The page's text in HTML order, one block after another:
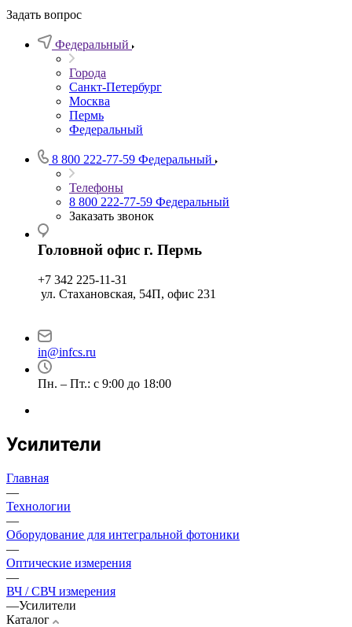
Задать вопрос
Федеральный
Города
Санкт-Петербург
Москва
Пермь
Федеральный
8 800 222-77-59 Федеральный
Телефоны
8 800 222-77-59 Федеральный
Заказать звонок
Головной офис г. Пермь
+7 342 225-11-31
ул. Стахановская, 54П, офис 231
in@infcs.ru
Пн. – Пт.: с 9:00 до 18:00
Усилители
Главная
—
Технологии
—
Оборудование для интегральной фотоники
—
Оптические измерения
—
ВЧ / СВЧ измерения
—Усилители
Каталог